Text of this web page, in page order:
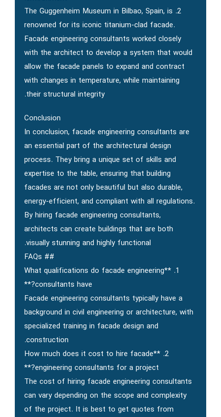
2. The Guggenheim Museum in Bilbao, Spain, is
renowned for its iconic titanium-clad facade.
Facade engineering consultants worked closely
with the architect to develop a system that would
allow the facade panels to expand and contract
with changes in temperature, while maintaining
their structural integrity.
Conclusion
In conclusion, facade engineering consultants are
an essential part of the architectural design
process. They bring a unique set of skills and
expertise to the table, ensuring that building
facades are not only beautiful but also durable,
energy-efficient, and compliant with all regulations.
By hiring facade engineering consultants,
architects can create buildings that are both
visually stunning and highly functional.
## FAQs
1. **What qualifications do facade engineering
consultants have?**
Facade engineering consultants typically have a
background in civil engineering or architecture, with
specialized training in facade design and
construction.
2. **How much does it cost to hire facade
engineering consultants for a project?**
The cost of hiring facade engineering consultants
can vary depending on the scope and complexity
of the project. It is best to get quotes from